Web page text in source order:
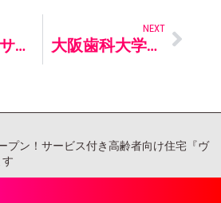
【新施設】サービス付き高齢者向け住宅『ヴィラ杢園』がついに完成！
NEXT
大阪歯科大学、桃山学院大学の実習生交流会を行いました
プン！サービス付き高齢者向け住宅『ヴ